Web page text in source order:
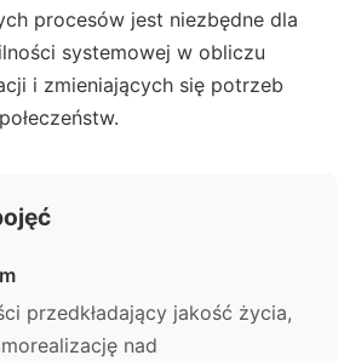
procesów jest niezbędne dla
systemowej w obliczu
i zmieniających się potrzeb
przedkładający jakość życia,
nad